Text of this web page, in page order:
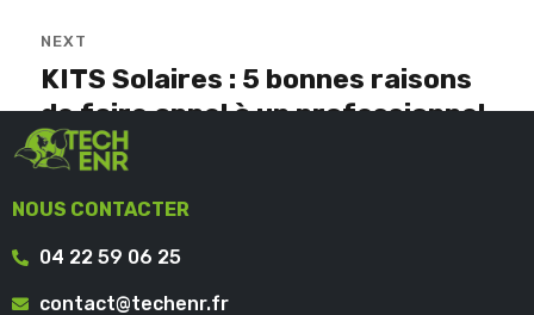
NEXT
KITS Solaires : 5 bonnes raisons
de faire appel à un professionnel
NOUS CONTACTER
04 22 59 06 25
contact@techenr.fr